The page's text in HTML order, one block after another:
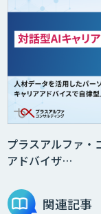
プラスアルファ・
アドバイザ…
関連記事